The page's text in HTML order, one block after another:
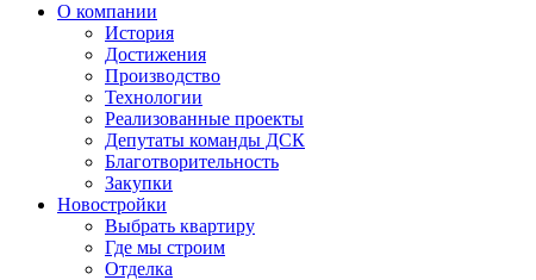
О компании
История
Достижения
Производство
Технологии
Реализованные проекты
Депутаты команды ДСК
Благотворительность
Закупки
Новостройки
Выбрать квартиру
Где мы строим
Отделка